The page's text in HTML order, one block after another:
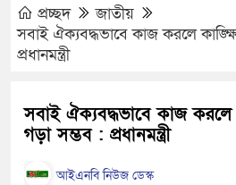
১৫
প্রচ্ছদ
জাতীয়
সবাই ঐক্যবদ্ধভাবে কাজ করলে
প্রধানমন্ত্রী
সবাই ঐক্যবদ্ধভাবে কাজ করলে
গড়া সম্ভব : প্রধানমন্ত্রী
আইএনবি নিউজ ডেস্ক